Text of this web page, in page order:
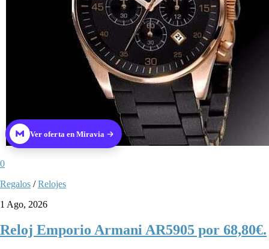
Ver oferta en Miravia
0
Regalos /Relojes
1 Ago, 2026
Reloj Emporio Armani AR5905 por 68,80€.